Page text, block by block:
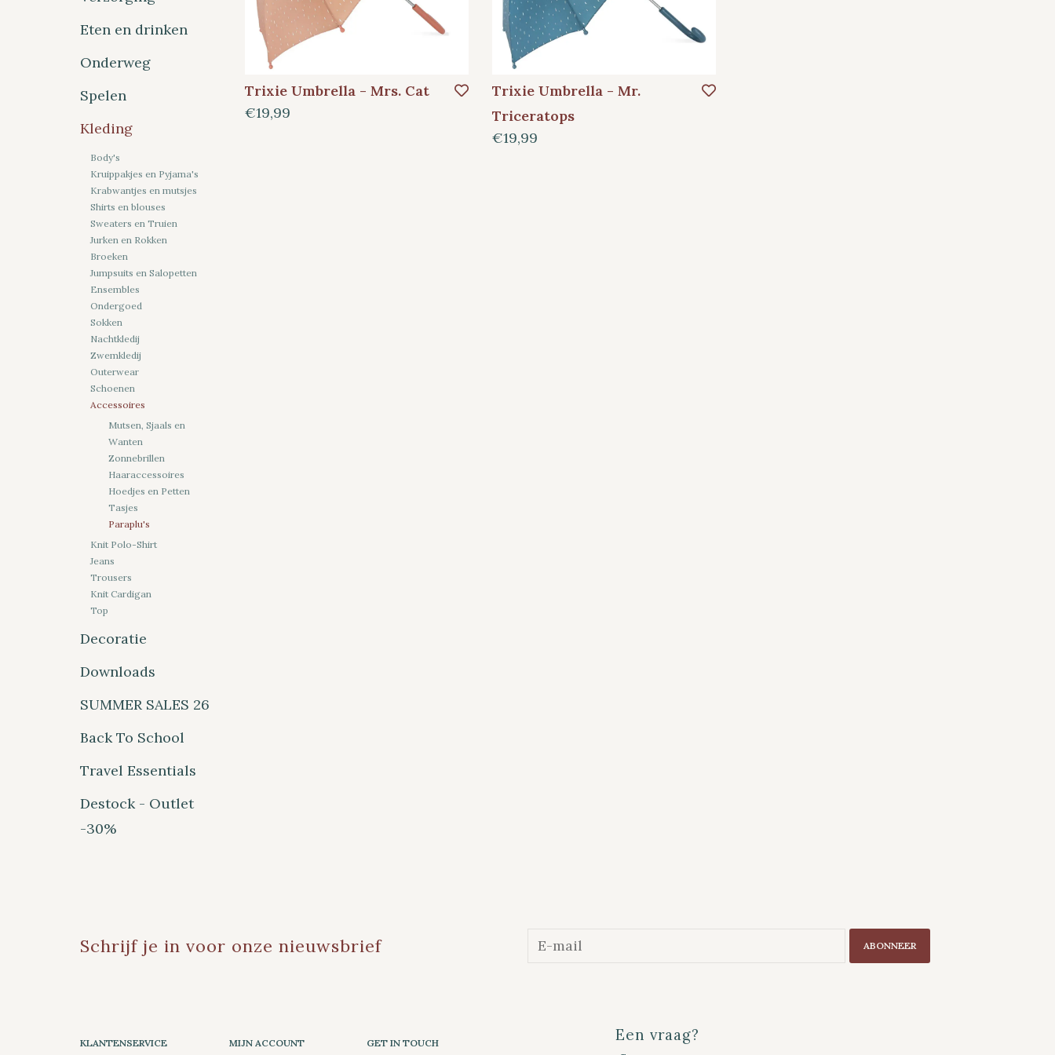
Eten en drinken
Onderweg
Spelen
Kleding
Body's
Kruippakjes en Pyjama's
Krabwantjes en mutsjes
Shirts en blouses
Sweaters en Truien
Jurken en Rokken
Broeken
Jumpsuits en Salopetten
Ensembles
Ondergoed
Sokken
Nachtkledij
Zwemkledij
Outerwear
Schoenen
Accessoires
Mutsen, Sjaals en
Wanten
Zonnebrillen
Haaraccessoires
Hoedjes en Petten
Tasjes
Paraplu's
Knit Polo-Shirt
Jeans
Trousers
Knit Cardigan
Top
Decoratie
Downloads
SUMMER SALES 26
Back To School
Travel Essentials
Destock - Outlet
-30%
Trixie Umbrella - Mrs. Cat
€19,99
Trixie Umbrella - Mr.
Triceratops
€19,99
Schrijf je in voor onze nieuwsbrief ABONNEER
KLANTENSERVICE MIJN ACCOUNT GET IN TOUCH Een vraag?